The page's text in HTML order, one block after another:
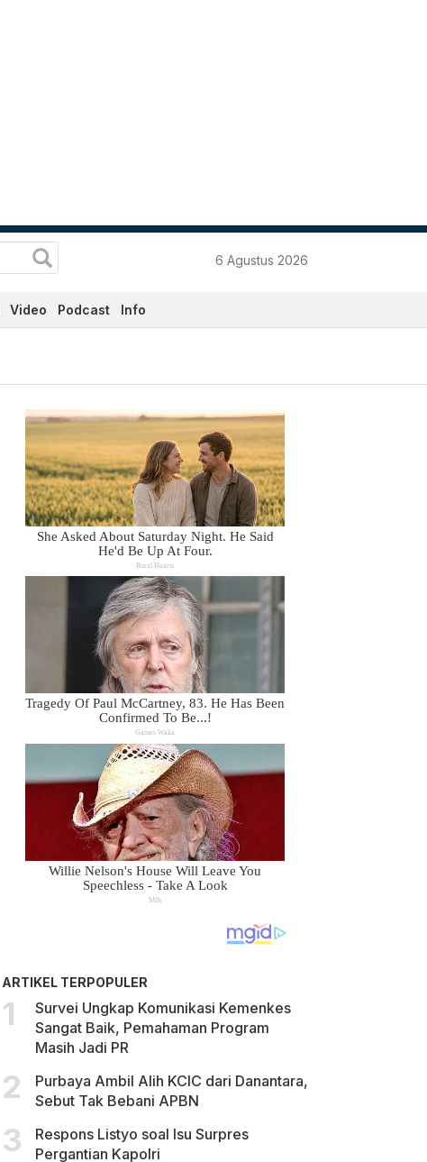
6 Agustus 2026
Video Podcast Info
ARTIKEL TERPOPULER
Survei Ungkap Komunikasi Kemenkes
Sangat Baik, Pemahaman Program
Masih Jadi PR
Purbaya Ambil Alih KCIC dari Danantara,
Sebut Tak Bebani APBN
Respons Listyo soal Isu Surpres
Pergantian Kapolri